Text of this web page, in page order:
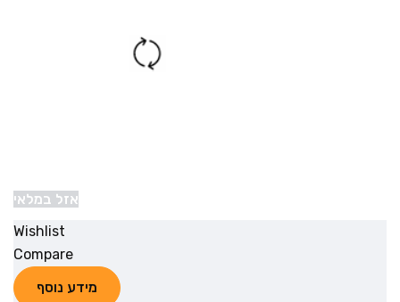
אזל במלאי
Wishlist
Compare
מידע נוסף